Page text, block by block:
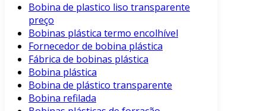
Bobina de plastico liso transparente
preço
Bobinas plástica termo encolhível
Fornecedor de bobina plástica
Fábrica de bobinas plástica
Bobina plástica
Bobina de plástico transparente
Bobina refilada